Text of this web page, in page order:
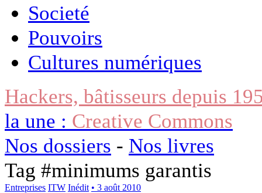
Societé
Pouvoirs
Cultures numériques
Hackers, bâtisseurs depuis
la une : Creative Commons
Nos dossiers - Nos livres
Tag #minimums garantis
Entreprises ITW Inédit • 3 août 2010